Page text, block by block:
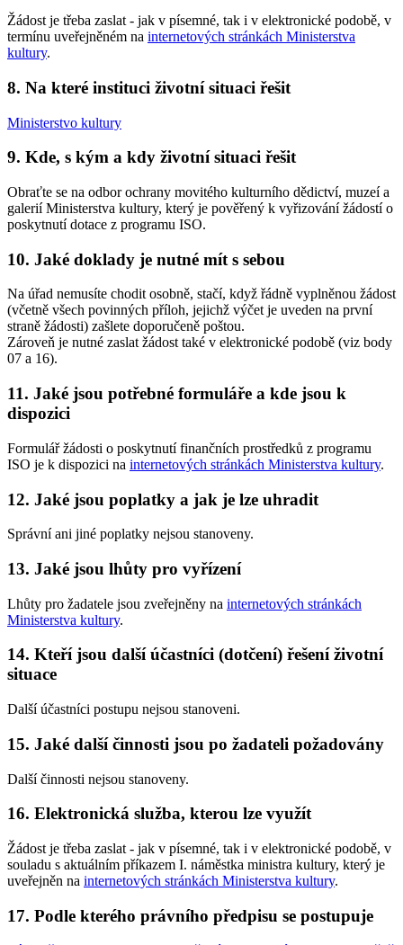
Žádost je třeba zaslat - jak v písemné, tak i v elektronické podobě, v
termínu uveřejněném na internetových stránkách Ministerstva
kultury.
8. Na které instituci životní situaci řešit
Ministerstvo kultury
9. Kde, s kým a kdy životní situaci řešit
Obraťte se na odbor ochrany movitého kulturního dědictví, muzeí a
galerií Ministerstva kultury, který je pověřený k vyřizování žádostí o
poskytnutí dotace z programu ISO.
10. Jaké doklady je nutné mít s sebou
Na úřad nemusíte chodit osobně, stačí, když řádně vyplněnou žádost
(včetně všech povinných příloh, jejichž výčet je uveden na první
straně žádosti) zašlete doporučeně poštou.
Zároveň je nutné zaslat žádost také v elektronické podobě (viz body
07 a 16).
11. Jaké jsou potřebné formuláře a kde jsou k
dispozici
Formulář žádosti o poskytnutí finančních prostředků z programu
ISO je k dispozici na internetových stránkách Ministerstva kultury.
12. Jaké jsou poplatky a jak je lze uhradit
Správní ani jiné poplatky nejsou stanoveny.
13. Jaké jsou lhůty pro vyřízení
Lhůty pro žadatele jsou zveřejněny na internetových stránkách
Ministerstva kultury.
14. Kteří jsou další účastníci (dotčení) řešení životní
situace
Další účastníci postupu nejsou stanoveni.
15. Jaké další činnosti jsou po žadateli požadovány
Další činnosti nejsou stanoveny.
16. Elektronická služba, kterou lze využít
Žádost je třeba zaslat - jak v písemné, tak i v elektronické podobě, v
souladu s aktuálním příkazem I. náměstka ministra kultury, který je
uveřejněn na internetových stránkách Ministerstva kultury.
17. Podle kterého právního předpisu se postupuje